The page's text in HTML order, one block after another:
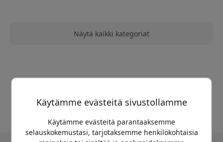
Näytä kaikki kategoriat
Emme löytäneet hakuasi vastaavia tuotteita
Käytämme evästeitä sivustollamme
Käytämme evästeitä parantaaksemme
selauskokemustasi, tarjotaksemme henkilökohtaisia